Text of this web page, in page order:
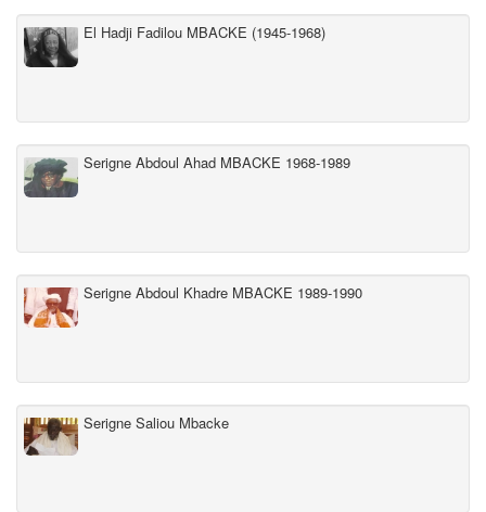
El Hadji Fadilou MBACKE (1945-1968)
Serigne Abdoul Ahad MBACKE 1968-1989
Serigne Abdoul Khadre MBACKE 1989-1990
Serigne Saliou Mbacke